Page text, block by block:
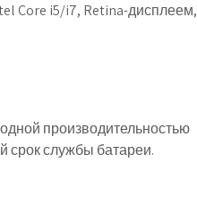
Core i5/i7, Retina-дисплеем,
производительностью
срок службы батареи.